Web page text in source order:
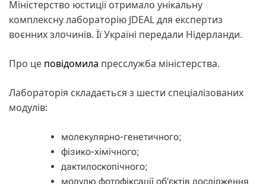
Міністерство юстиції отримало унікальну
комплексну лабораторію JDEAL для експертиз
воєнних злочинів. Її Україні передали Нідерланди.
Про це повідомила пресслужба міністерства.
Лабораторія складається з шести спеціалізованих
модулів:
молекулярно-генетичного;
фізико-хімічного;
дактилоскопічного;
модулю фотофіксації об’єктів дослідження